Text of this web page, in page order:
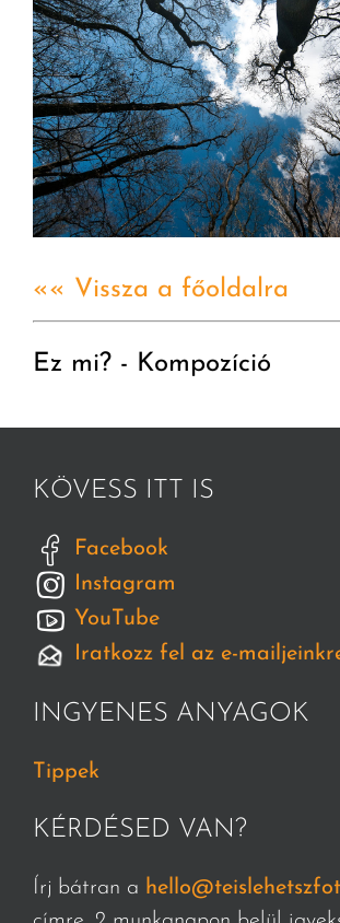
«« Vissza a főoldalra
Ez mi? - Kompozíció
KÖVESS ITT IS
Facebook
Instagram
YouTube
Iratkozz fel az e-
INGYENES ANYAGOK
Tippek
KÉRDÉSED VAN?
Írj bátran a